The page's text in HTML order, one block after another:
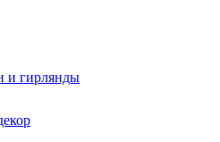
и гирлянды